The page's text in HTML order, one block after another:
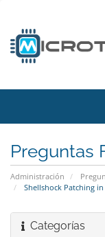
Preguntas
Administración
Shellshock Patching
Categorías